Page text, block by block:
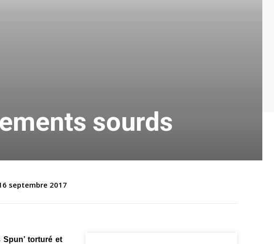
sourds
septembre 2017
Spun’ torturé et